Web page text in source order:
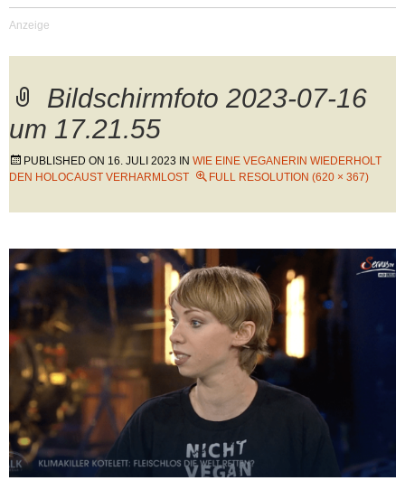
Bildschirmfoto 2023-07-16
um 17.21.55
PUBLISHED ON 16. JULI 2023 IN WIE EINE VEGANERIN WIEDERHOLT
DEN HOLOCAUST VERHARMLOST
FULL RESOLUTION (620 × 367)